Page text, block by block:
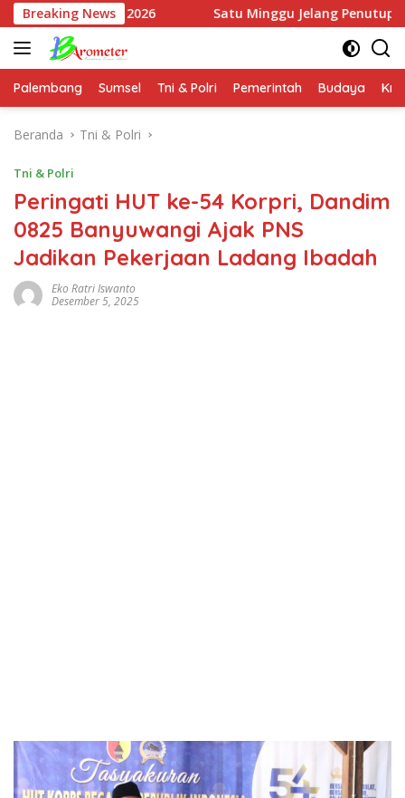
Langsung
ke
konten
Breaking News
2026 Satu Minggu Jelang Penutupan, Satgas TMMD
Palembang Sumsel Tni & Polri Pemerintah Budaya
Beranda Tni & Polri
Tni & Polri
Peringati HUT ke-54 Korpri, Dandim
0825 Banyuwangi Ajak PNS
Jadikan Pekerjaan Ladang Ibadah
Eko Ratri Iswanto
Desember 5, 2025